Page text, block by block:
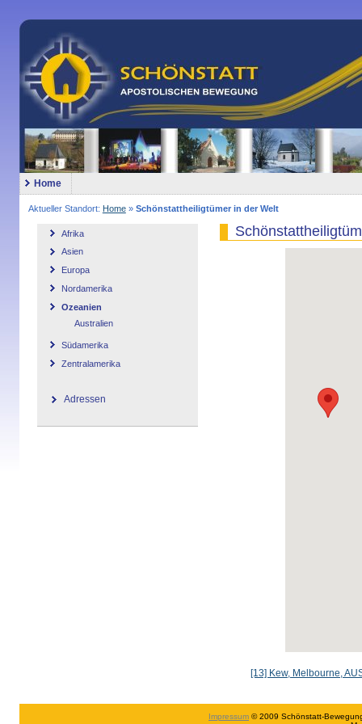
Home
Aktueller Standort: Home» Schönstattheiligtümer in der Welt
Afrika
Asien
Europa
Nordamerika
Ozeanien
Australien
Südamerika
Zentralamerika
Adressen
[13] Kew, Melbourne,
Impressum © 2009 Schönstatt-